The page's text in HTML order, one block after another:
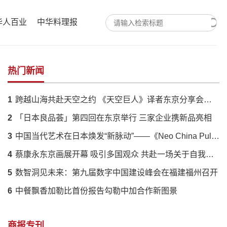
人百业 中华料理报
热门新闻
1 跨越山海共赴天空之约 《天空巨人》译者东京分享会落幕 解码蔡国强火药艺术与中日文化羁绊
2 「日本良品荟」第四回在东京举行 三家企业携新品亮相
3 中国当代艺术在日本焕发“新脉动”——《Neo China Pulse》展呈现传统与创新的时代对话
4 蔡康永东京画展开幕 吸引多国观众 共赴一场关于自我的对话
5 数智洞见未来：第九届数字中国建设峰会在福建福州召开
6 中餐飘香加勒比首份报告勾勒中加合作新图景